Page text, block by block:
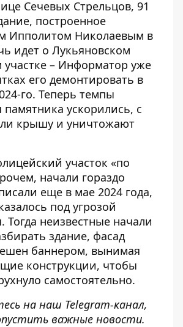
Сечевых Стрельцов, 91
построенное
Ипполитом Николаевым в
идет о Лукьяновском
– Информатор уже
его демонтировать в
го. Теперь темпы
ускорились, с
крышу и уничтожают
участок «по
начали гораздо
еще в мае 2024 года,
под угрозой
Тогда неизвестные начали
здание, фасад
баннером, вынимая
конструкции, чтобы
самостоятельно.
на наш Telegram-канал,
важные новости.